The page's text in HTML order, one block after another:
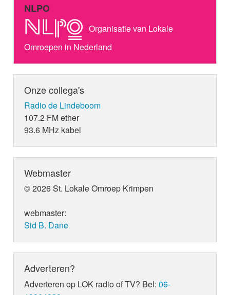
NLPO
Organisatie van Lokale
Omroepen in Nederland
Onze collega's
Radio de Lindeboom
107.2 FM ether
93.6 MHz kabel
Webmaster
© 2026 St. Lokale Omroep Krimpen
webmaster:
Sid B. Dane
Adverteren?
Adverteren op LOK radio of TV? Bel:06-